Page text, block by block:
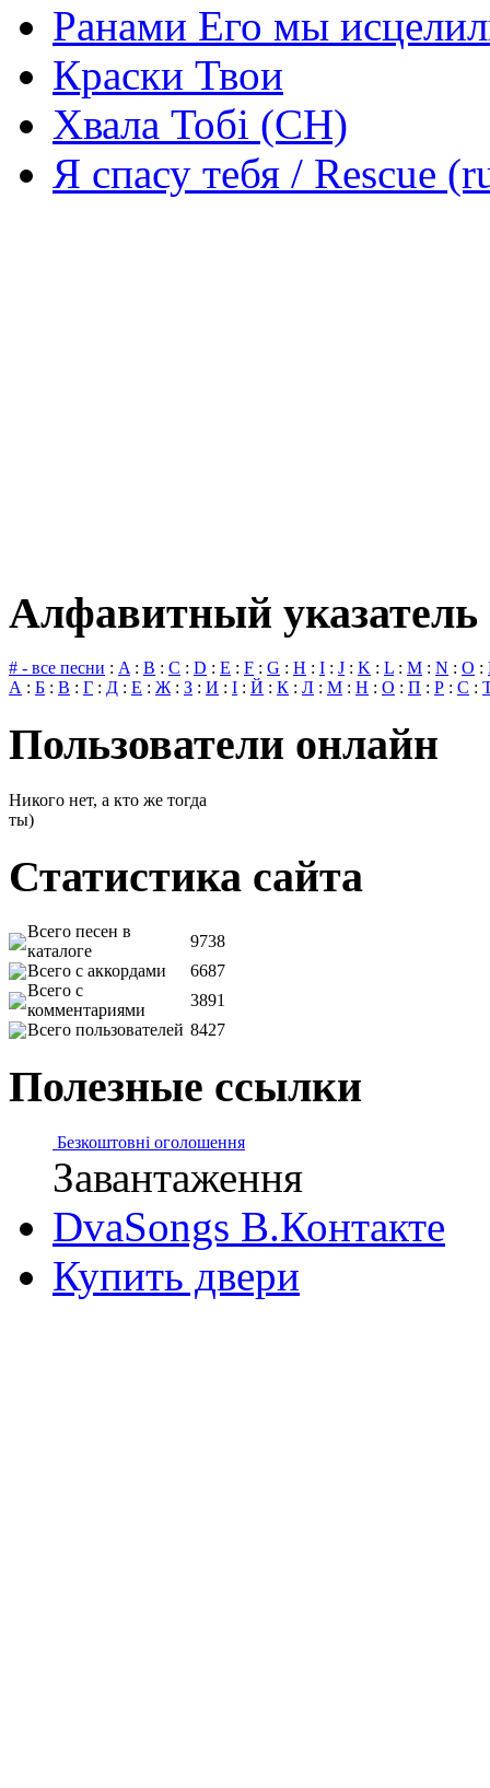
Ранами Его мы
Краски Твои
Хвала Тобі (СН)
Я спасу тебя / Rescue
Алфавитный указатель
# - все песни : A: B : C : D : E : F : G : H : I : J : K : L : M : N : O :
А : Б : В : Г : Д : Е : Ж: З : И : І : Й : К : Л : М : Н : О : П : Р : С :
Пользователи онлайн
Никого нет, а кто же тогда
ты)
Статистика сайта
Всего песен в
каталоге
9738
Всего с аккордами
6687
Всего с
комментариями
3891
Всего пользователей 8427
Полезные ссылки
Безкоштовні оголошення
Завантаження
DvaSongs В.Контакте
Купить двери